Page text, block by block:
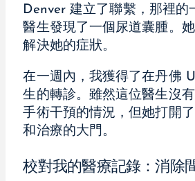
Denver 建立了聯繫，那裡的
醫生發現了一個尿道囊腫。
解決她的症狀。
在一週內，我獲得了在丹佛
生的轉診。雖然這位醫生沒
手術干預的情況，但她打開
和治療的大門。
校對我的醫療記錄：消除